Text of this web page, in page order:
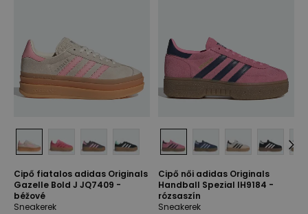
Cipő fiatalos adidas Originals
Gazelle Bold J JQ7409 -
béžové
Sneakerek
Cipő női adidas Originals
Handball Spezial IH9184 -
rózsaszín
Sneakerek